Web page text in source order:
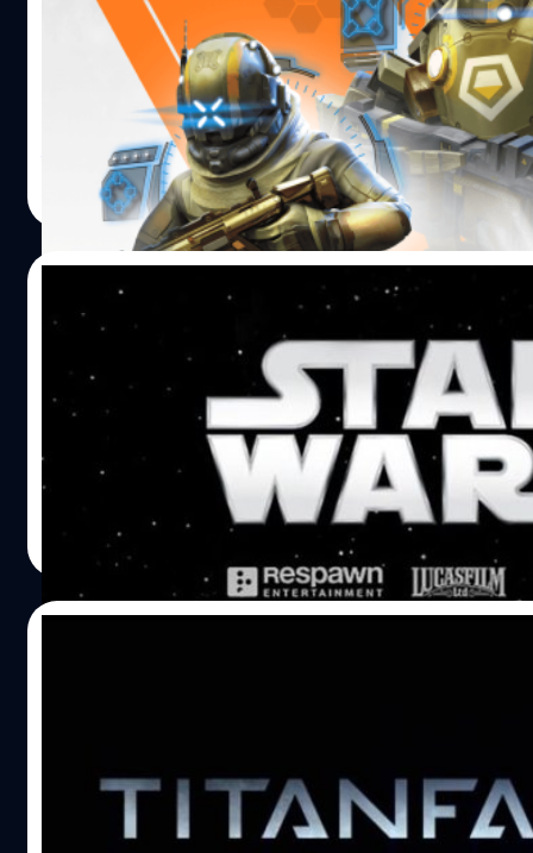
สาวกเกม PC น่าจะรู้จักชื่อเกม Titanfall เป็นอย่างดี เกมจากค่
พัฒนา EA เมื่อไม่นานมานี้ ทางผู้พัฒนาเกมชื่อดังอย่าง
Entertainemnt จับมือกับทาง Nexon เเละ Particle City ผนึก
กำลังพัฒนาเกมเเอพพลิเคชั่นในชื่อว่า Titanfall: Frontline ที่
เกมซีรี่ส์ดัง Titanfall จากเกมเเอคชั่นเป็นเกมการ์ดบนมือถือ
จีรนาถ เรืองทรัพย์| 3490 days ago
Read More
เกม Starwars ภาคใหม่จะสร้างโดยทีมงานเกม
ยักษ์ Titanfall !!
ค่ายเกมผู้สร้าง Titanfall จะมาสร้างเกมจากหนัง Starwars ร่
ค่าย EA
| 3749 days ago
Read More
ตัวอย่างยั่วน้ำลายเกม Titanfall 2 มาแล้วจ้า
วงศกร ปฐมชัยวัฒน์| 3772 days ago